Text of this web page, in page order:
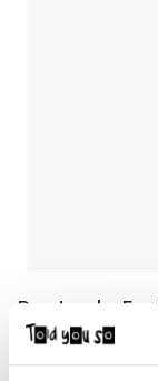
Pasteelo
DKK125,00